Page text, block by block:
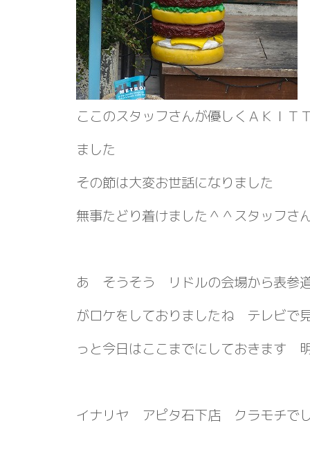
ここのスタッフさんが優しくＡＫＩＴ
ました
その節は大変お世話になりました
無事たどり着けました＾＾スタッフさ
あ そうそう リドルの会場から表参
がロケをしておりましたね テレビで
っと今日はここまでにしておきます
イナリヤ アピタ石下店 クラモチ